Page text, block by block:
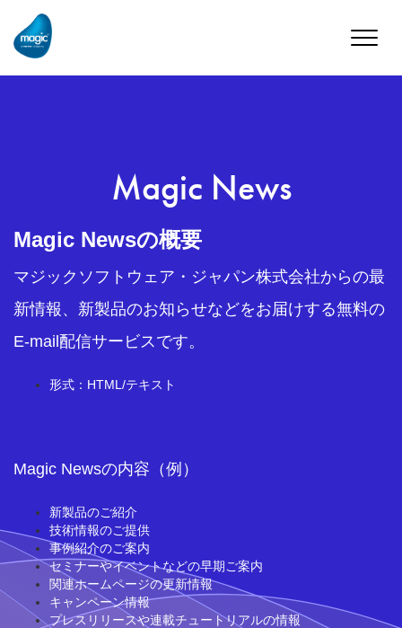
Toggle
Magic News
Magic Newsの概要
マジックソフトウェア・ジャパン株式会社からの最
新情報、新製品のお知らせなどをお届けする無料の
E-mail配信サービスです。
形式：HTML/テキスト
Magic Newsの内容（例）
新製品のご紹介
技術情報のご提供
事例紹介のご案内
セミナーやイベントなどの早期ご案内
関連ホームページの更新情報
キャンペーン情報
プレスリリースや連載チュートリアルの情報